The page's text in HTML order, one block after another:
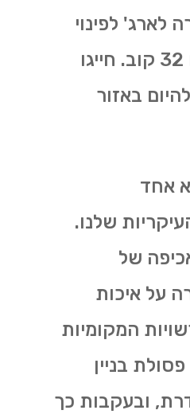
לארג' לפינוי
פסולת עד נפח 32 קוב. חייגו
באזור
אחד
שלנו.
של
על איכות
המקומיות
בניין
ובעקבות כך